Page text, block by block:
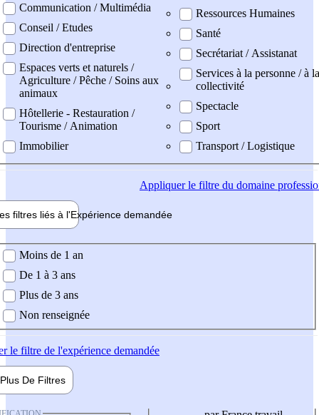
Communication / Multimédia
Conseil / Etudes
Direction d'entreprise
Espaces verts et naturels /
Agriculture / Pêche / Soins aux
animaux
Hôtellerie - Restauration /
Tourisme / Animation
Immobilier
Ressources Humaines
Santé
Secrétariat / Assistanat
Services à la personne / à la
collectivité
Spectacle
Sport
Transport / Logistique
Appliquerle filtre du domaine
filtres liés à l'Expérience demandée
demandée
Moins de 1 an
De 1 à 3 ans
Plus de 3 ans
Non renseignée
le filtre de l'expérience demandée
Plus De Filtres